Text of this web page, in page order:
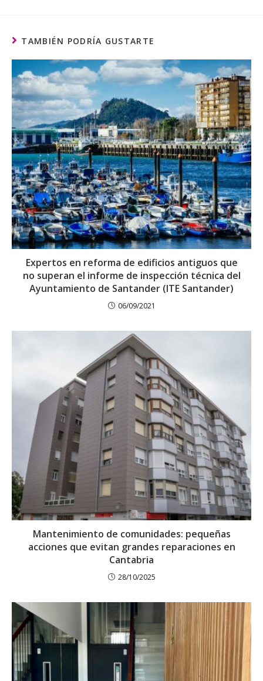
TAMBIÉN PODRÍA GUSTARTE
Expertos en reforma de edificios antiguos que
no superan el informe de inspección técnica del
Ayuntamiento de Santander (ITE Santander)
06/09/2021
Mantenimiento de comunidades: pequeñas
acciones que evitan grandes reparaciones en
Cantabria
28/10/2025